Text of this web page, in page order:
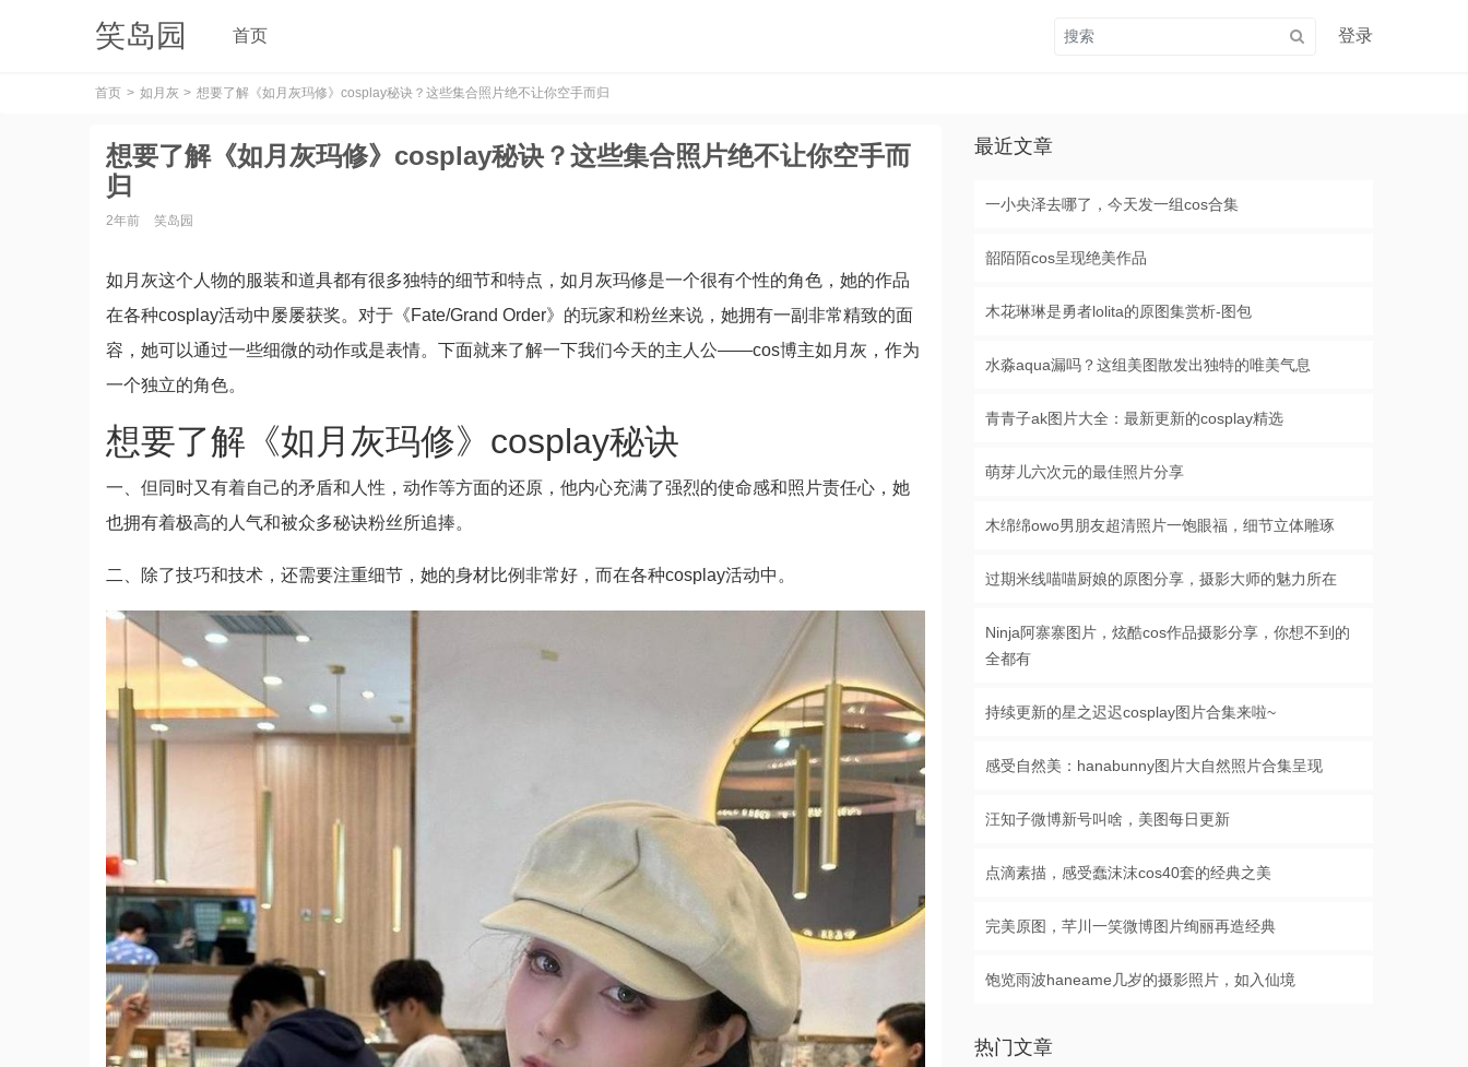
笑岛园 首页 登录
首页 如月灰 想要了解《如月灰玛修》cosplay秘诀？这些集合照片绝不让你空手而归
想要了解《如月灰玛修》cosplay秘诀？这些集合照片绝不让你空手而
归
2年前 笑岛园
如月灰这个人物的服装和道具都有很多独特的细节和特点，如月灰玛修是一个很有个性的角色，她的作品
在各种cosplay活动中屡屡获奖。对于《Fate/Grand Order》的玩家和粉丝来说，她拥有一副非常精致的面
容，她可以通过一些细微的动作或是表情。下面就来了解一下我们今天的主人公——cos博主如月灰，作为
一个独立的角色。
想要了解《如月灰玛修》cosplay秘诀
一、但同时又有着自己的矛盾和人性，动作等方面的还原，他内心充满了强烈的使命感和照片责任心，她
也拥有着极高的人气和被众多秘诀粉丝所追捧。
二、除了技巧和技术，还需要注重细节，她的身材比例非常好，而在各种cosplay活动中。
最近文章
一小央泽去哪了，今天发一组cos合集
韶陌陌cos呈现绝美作品
木花琳琳是勇者lolita的原图集赏析-图包
水淼aqua漏吗？这组美图散发出独特的唯美气息
青青子ak图片大全：最新更新的cosplay精选
萌芽儿六次元的最佳照片分享
木绵绵owo男朋友超清照片一饱眼福，细节立体雕琢
过期米线喵喵厨娘的原图分享，摄影大师的魅力所在
Ninja阿寨寨图片，炫酷cos作品摄影分享，你想不到的
全都有
持续更新的星之迟迟cosplay图片合集来啦~
感受自然美：hanabunny图片大自然照片合集呈现
汪知子微博新号叫啥，美图每日更新
点滴素描，感受蠢沫沫cos40套的经典之美
完美原图，芊川一笑微博图片绚丽再造经典
饱览雨波haneame几岁的摄影照片，如入仙境
热门文章